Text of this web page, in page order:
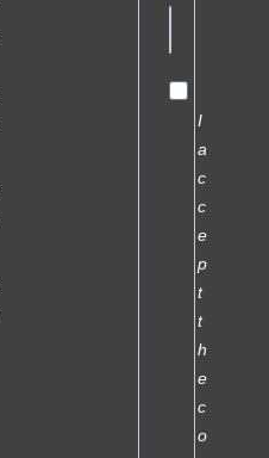
I
a
c
c
e
p
t
t
h
e
c
o